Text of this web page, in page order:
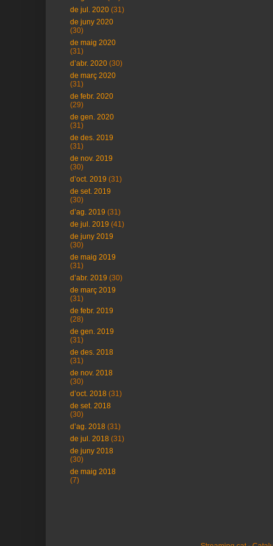
de jul. 2020 (31)
de juny 2020
(30)
de maig 2020
(31)
d’abr. 2020 (30)
de març 2020
(31)
de febr. 2020
(29)
de gen. 2020
(31)
de des. 2019
(31)
de nov. 2019
(30)
d’oct. 2019 (31)
de set. 2019
(30)
d’ag. 2019 (31)
de jul. 2019 (41)
de juny 2019
(30)
de maig 2019
(31)
d’abr. 2019 (30)
de març 2019
(31)
de febr. 2019
(28)
de gen. 2019
(31)
de des. 2018
(31)
de nov. 2018
(30)
d’oct. 2018 (31)
de set. 2018
(30)
d’ag. 2018 (31)
de jul. 2018 (31)
de juny 2018
(30)
de maig 2018
(7)